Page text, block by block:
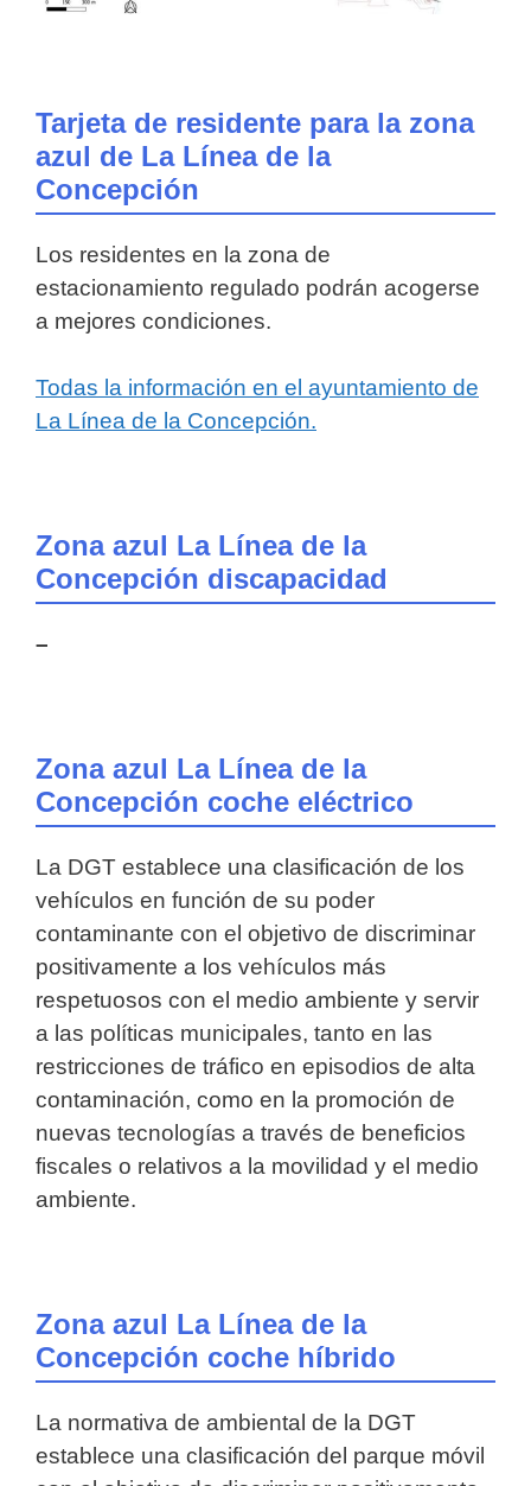
Tarjeta de residente para la zona
azul de La Línea de la
Concepción
Los residentes en la zona de
estacionamiento regulado podrán acogerse
a mejores condiciones.
Todas la información en el ayuntamiento de
La Línea de la Concepción.
Zona azul La Línea de la
Concepción discapacidad
–
Zona azul La Línea de la
Concepción coche eléctrico
La DGT establece una clasificación de los
vehículos en función de su poder
contaminante con el objetivo de discriminar
positivamente a los vehículos más
respetuosos con el medio ambiente y servir
a las políticas municipales, tanto en las
restricciones de tráfico en episodios de alta
contaminación, como en la promoción de
nuevas tecnologías a través de beneficios
fiscales o relativos a la movilidad y el medio
ambiente.
Zona azul La Línea de la
Concepción coche híbrido
La normativa de ambiental de la DGT
establece una clasificación del parque móvil